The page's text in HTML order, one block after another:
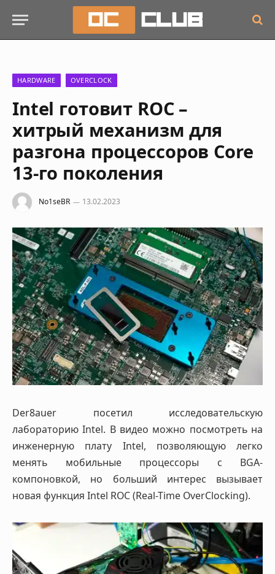
HARDWARE OVERCLOCK
Intel готовит ROC –
хитрый механизм для
разгона процессоров Core
13-го поколения
No1seBR 13.02.2023
Der8auer посетил исследовательскую
лабораторию Intel. В видео можно посмотреть на
инженерную плату Intel, позволяющую легко
менять мобильные процессоры с BGA-
компоновкой, но больший интерес вызывает
новая функция Intel ROC (Real-Time OverClocking).